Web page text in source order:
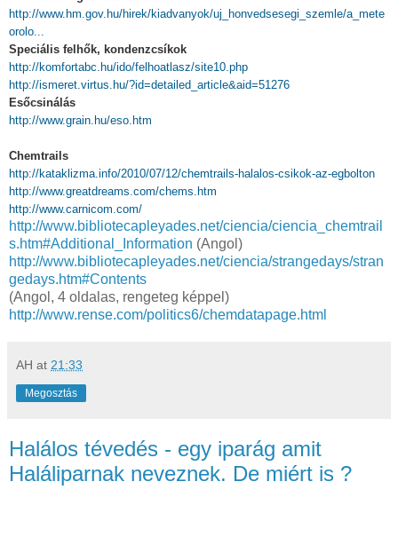
http://www.hm.gov.hu/hirek/kiadvanyok/uj_honvedsesegi_szemle/a_mete
orolo...
Speciális felhők, kondenzcsíkok
http://komfortabc.hu/ido/felhoatlasz/site10.php
http://ismeret.virtus.hu/?id=detailed_article&aid=51276
Esőcsinálás
http://www.grain.hu/eso.htm
Chemtrails
http://kataklizma.info/2010/07/12/chemtrails-halalos-csikok-az-egbolton
http://www.greatdreams.com/chems.htm
http://www.carnicom.com/
http://www.bibliotecapleyades.net/ciencia/ciencia_chemtrail
s.htm#Additional_Information (Angol)
http://www.bibliotecapleyades.net/ciencia/strangedays/stran
gedays.htm#Contents
(Angol, 4 oldalas, rengeteg képpel)
http://www.rense.com/politics6/chemdatapage.html
AH at 21:33
Megosztás
Halálos tévedés - egy iparág amit
Haláliparnak neveznek. De miért is ?